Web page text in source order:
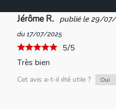
Jérôme R. publié le 29/
du 17/07/2025
5/5
Très bien
Cet avis a-t-il été utile ? Oui